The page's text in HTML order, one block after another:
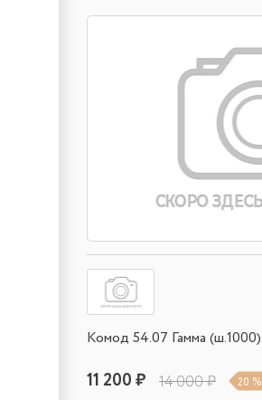
Комод 54.07 Гамма (ш.1000)
11 200 ₽ 14 000 ₽ 20 %